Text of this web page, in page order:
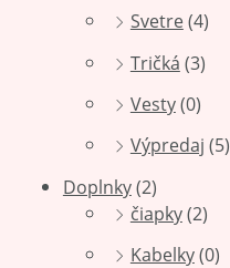
Svetre(4)
Tričká (3)
Vesty(0)
Výpredaj (5)
Doplnky(2)
čiapky(2)
Kabelky(0)